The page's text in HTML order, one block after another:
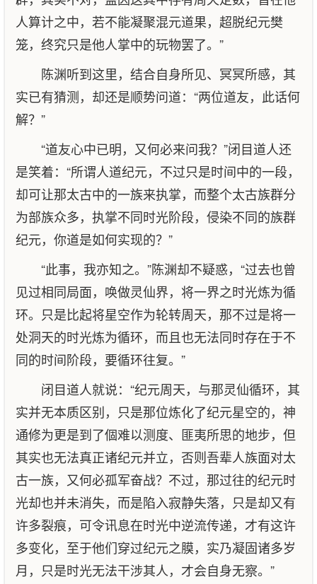
人算计之中，若不能凝聚混元道果，超脱纪元樊
笼，终究只是他人掌中的玩物罢了。”
陈渊听到这里，结合自身所见、冥冥所感，其
实已有猜测，却还是顺势问道：“两位道友，此话何
解？”
“道友心中已明，又何必来问我？”闭目道人还
是笑着：“所谓人道纪元，不过只是时间中的一段，
却可让那太古中的一族来执掌，而整个太古族群分
为部族众多，执掌不同时光阶段，侵染不同的族群
纪元，你道是如何实现的？”
“此事，我亦知之。”陈渊却不疑惑，“过去也曾
见过相同局面，唤做灵仙界，将一界之时光炼为循
环。只是比起将星空作为轮转周天，那不过是将一
处洞天的时光炼为循环，而且也无法同时存在于不
同的时间阶段，要循环往复。”
闭目道人就说：“纪元周天，与那灵仙循环，其
实并无本质区别，只是那位炼化了纪元星空的，神
通修为更是到了個难以测度、匪夷所思的地步，但
其实也无法真正诸纪元并立，否则吾辈人族面对太
古一族，又何必孤军奋战？不过，那过往的纪元时
光却也并未消失，而是陷入寂静失落，只是却又有
许多裂痕，可令讯息在时光中逆流传递，才有这许
多变化，至于他们穿过纪元之膜，实乃凝固诸多岁
月，只是时光无法干涉其人，才会自身无察。”